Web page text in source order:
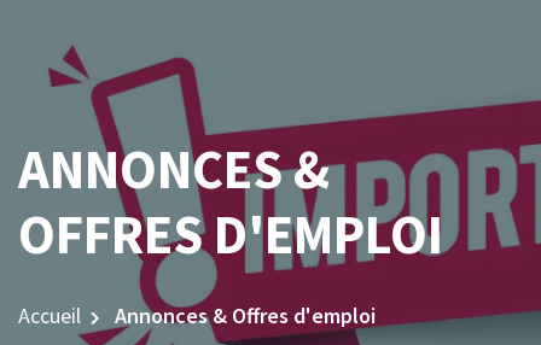
ANNONCES &
OFFRES D'EMPLOI
Accueil Annonces & Offres d'emploi